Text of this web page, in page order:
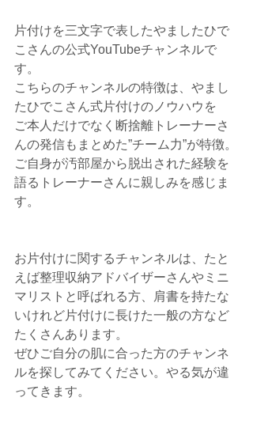
片付けを三文字で表したやましたひで
こさんの公式YouTubeチャンネルで
す。
こちらのチャンネルの特徴は、やまし
たひでこさん式片付けのノウハウを
ご本人だけでなく断捨離トレーナーさ
んの発信もまとめた”チーム力”が特徴。
ご自身が汚部屋から脱出された経験を
語るトレーナーさんに親しみを感じま
す。
お片付けに関するチャンネルは、たと
えば整理収納アドバイザーさんやミニ
マリストと呼ばれる方、肩書を持たな
いけれど片付けに長けた一般の方など
たくさんあります。
ぜひご自分の肌に合った方のチャンネ
ルを探してみてください。やる気が違
ってきます。